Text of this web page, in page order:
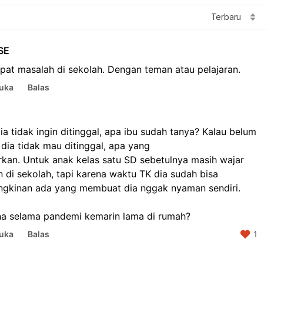
Terbaru
masalah di sekolah. Dengan teman atau pelajaran.
Balas
tidak ingin ditinggal, apa ibu sudah tanya? Kalau belum
tidak mau ditinggal, apa yang
Untuk anak kelas satu SD sebetulnya masih wajar
di sekolah, tapi karena waktu TK dia sudah bisa
ada yang membuat dia nggak nyaman sendiri.
selama pandemi kemarin lama di rumah?
Balas 1